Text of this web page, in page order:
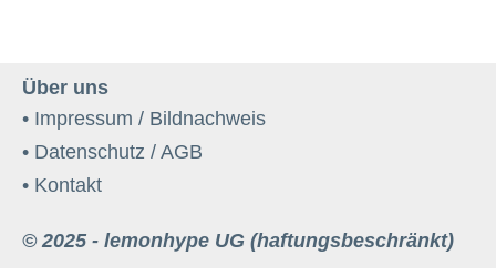
Über uns
• Impressum / Bildnachweis
• Datenschutz / AGB
• Kontakt
© 2025 - lemonhype UG (haftungsbeschränkt)